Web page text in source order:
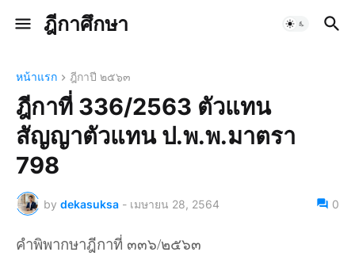
ฎีกาศึกษา
หน้าแรก ฎีกาปี ๒๕๖๓
ฎีกาที่ 336/2563 ตัวแทน
สัญญาตัวแทน ป.พ.พ.มาตรา
798
by dekasuksa - เมษายน 28, 2564 0
คำพิพากษาฎีกาที่ ๓๓๖/๒๕๖๓